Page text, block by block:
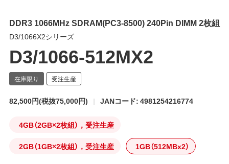
DDR3 1066MHz SDRAM(PC3-8500) 240Pin DIMM 2枚組
D3/1066X2シリーズ
D3/1066-512MX2
82,500円(税抜75,000円) JANコード: 4981254216774
4GB（2GB×2枚組），受注生産
2GB（1GB×2枚組），受注生産 1GB（512MBx2）